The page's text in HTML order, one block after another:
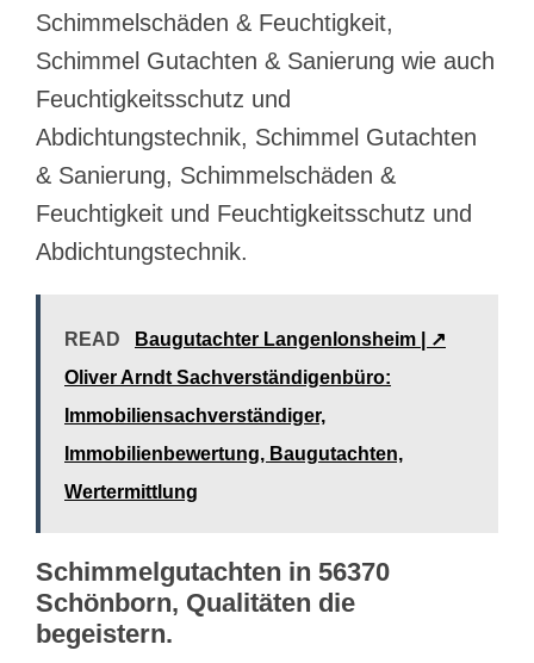
Schimmelschäden & Feuchtigkeit,
Schimmel Gutachten & Sanierung wie auch
Feuchtigkeitsschutz und
Abdichtungstechnik, Schimmel Gutachten
& Sanierung, Schimmelschäden &
Feuchtigkeit und Feuchtigkeitsschutz und
Abdichtungstechnik.
READ
Baugutachter Langenlonsheim | ↗️
Oliver Arndt Sachverständigenbüro:
Immobiliensachverständiger,
Immobilienbewertung, Baugutachten,
Wertermittlung
Schimmelgutachten in 56370
Schönborn, Qualitäten die
begeistern.